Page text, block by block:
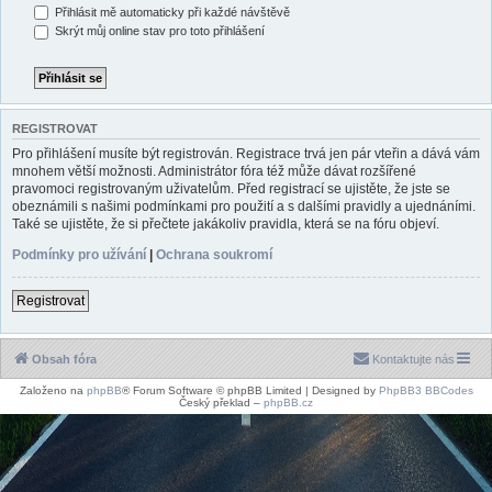
Přihlásit mě automaticky při každé návštěvě
Skrýt můj online stav pro toto přihlášení
REGISTROVAT
Pro přihlášení musíte být registrován. Registrace trvá jen pár vteřin a dává vám
mnohem větší možnosti. Administrátor fóra též může dávat rozšířené
pravomoci registrovaným uživatelům. Před registrací se ujistěte, že jste se
obeznámili s našimi podmínkami pro použití a s dalšími pravidly a ujednáními.
Také se ujistěte, že si přečtete jakákoliv pravidla, která se na fóru objeví.
Podmínky pro užívání
Ochrana soukromí
Registrovat
Obsah fóra Kontaktujte nás
Založeno na phpBB® Forum Software © phpBB Limited | Designed by PhpBB3 BBCodes
Český překlad – phpBB.cz